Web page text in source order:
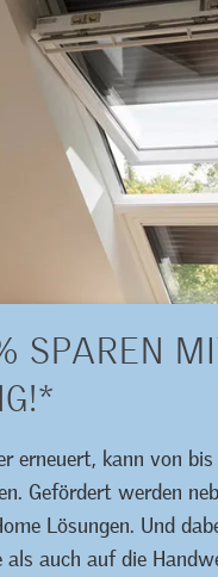
SPAREN
erneuert, kann von
Gefördert werden
Lösungen. Und
auch auf die